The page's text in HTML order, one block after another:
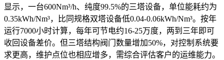
显示，一台600Nm³/h、纯度99.5%的三塔设备，单位能耗约为
0.35kWh/Nm³，比同规格双塔设备低0.04-0.06kWh/Nm³。按年
运行7000小时计算，每年可节电约16-25万度，两到三年即可
收回设备差价。但三塔结构阀门数量增加50%，对控制系统要
求更高，维护点位也相应增多，需综合评估客户的运维能力。